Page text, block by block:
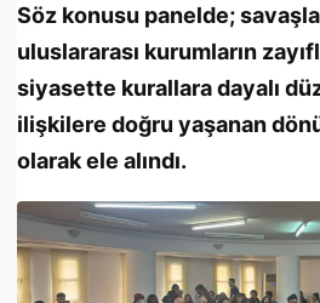
Söz konusu panelde;
uluslararası kurumların
siyasette kurallara dayalı
ilişkilere doğru yaşanan
olarak ele alındı.